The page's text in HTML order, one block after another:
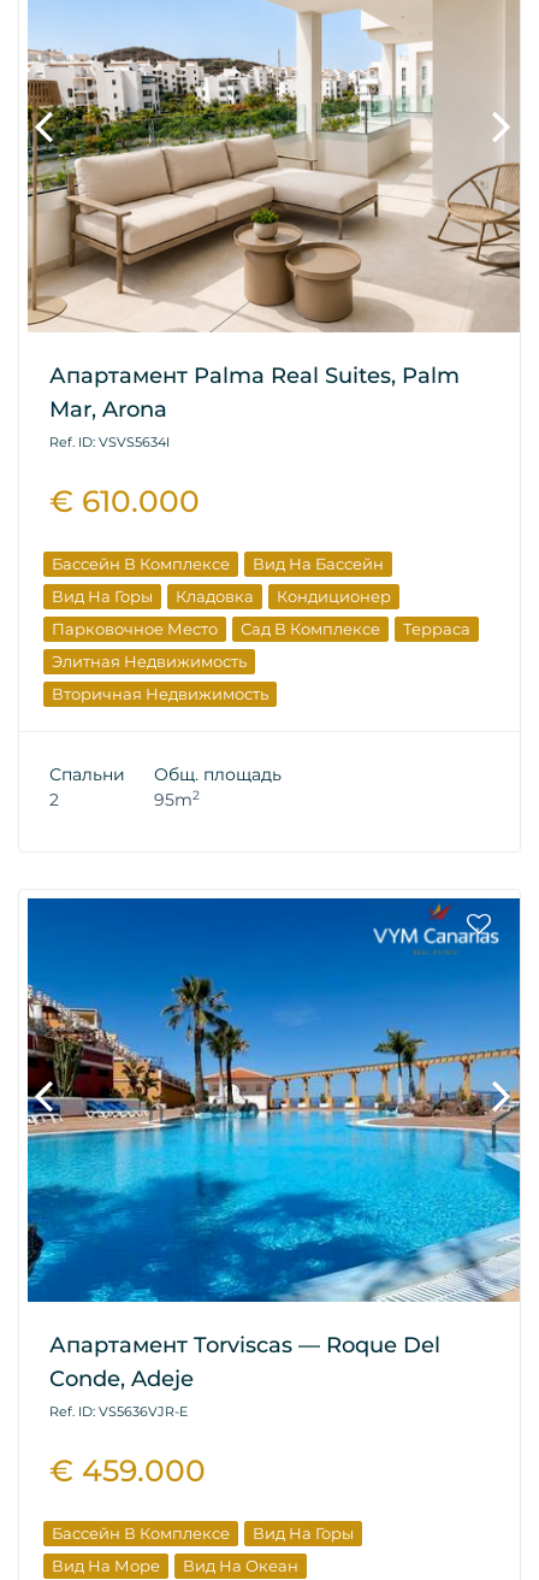
Апартамент Palma Real Suites, Palm
Mar, Arona
Ref. ID: VSVS5634I
€ 610.000
Бассейн В Комплексе
Вид На Бассейн
Вид На Горы
Кладовка
Кондиционер
Парковочное Место
Сад В Комплексе
Терраса
Элитная Недвижимость
Вторичная Недвижимость
Спальни
2
Общ. площадь
95m2
Апартамент Torviscas — Roque Del
Conde, Adeje
Ref. ID: VS5636VJR-E
€ 459.000
Бассейн В Комплексе
Вид На Горы
Вид На Море
Вид На Океан